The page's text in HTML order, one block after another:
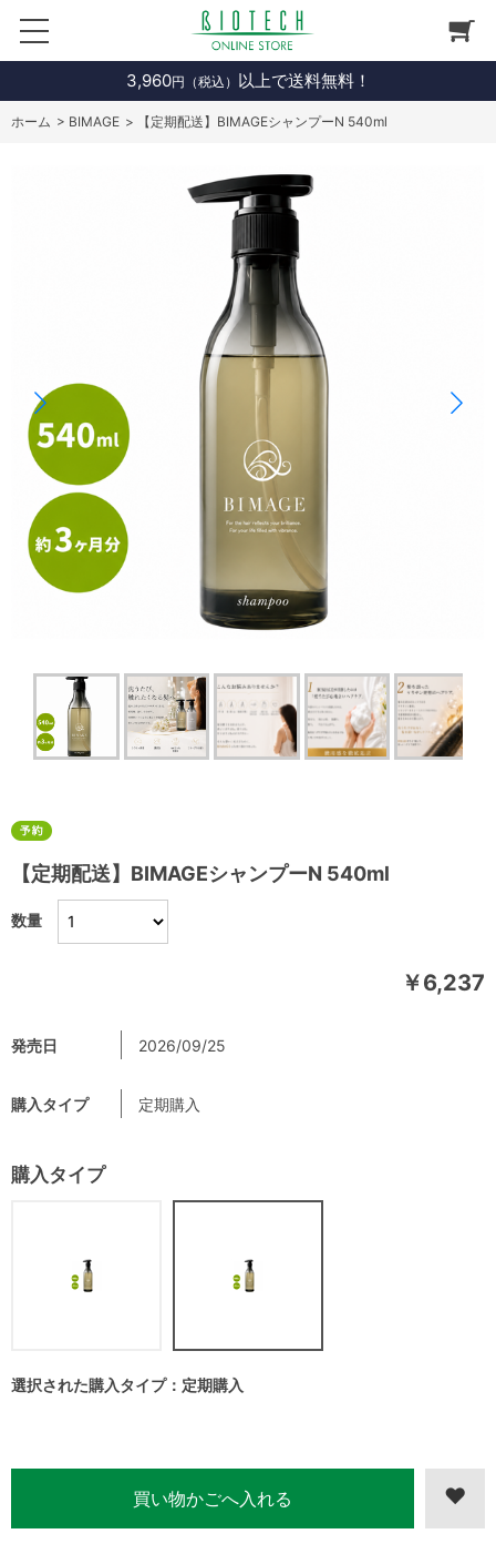
3,960円（税込） 以上で送料無料！
ホーム > BIMAGE > 【定期配送】BIMAGEシャンプーN 540ml
【定期配送】BIMAGEシャンプーN 540ml
￥6,237
発売日 2026/09/25
購入タイプ 定期購入
購入タイプ
選択された購入タイプ：定期購入
数量